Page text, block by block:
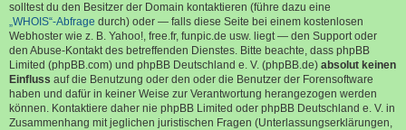
solltest du den Besitzer der Domain kontaktieren (führe dazu eine
„WHOIS“-Abfrage durch) oder — falls diese Seite bei einem kostenlosen
Webhoster wie z. B. Yahoo!, free.fr, funpic.de usw. liegt — den Support oder
den Abuse-Kontakt des betreffenden Dienstes. Bitte beachte, dass phpBB
Limited (phpBB.com) und phpBB Deutschland e. V. (phpBB.de) absolut keinen
Einfluss auf die Benutzung oder den oder die Benutzer der Forensoftware
haben und dafür in keiner Weise zur Verantwortung herangezogen werden
können. Kontaktiere daher nie phpBB Limited oder phpBB Deutschland e. V. in
Zusammenhang mit jeglichen juristischen Fragen (Unterlassungserklärungen,